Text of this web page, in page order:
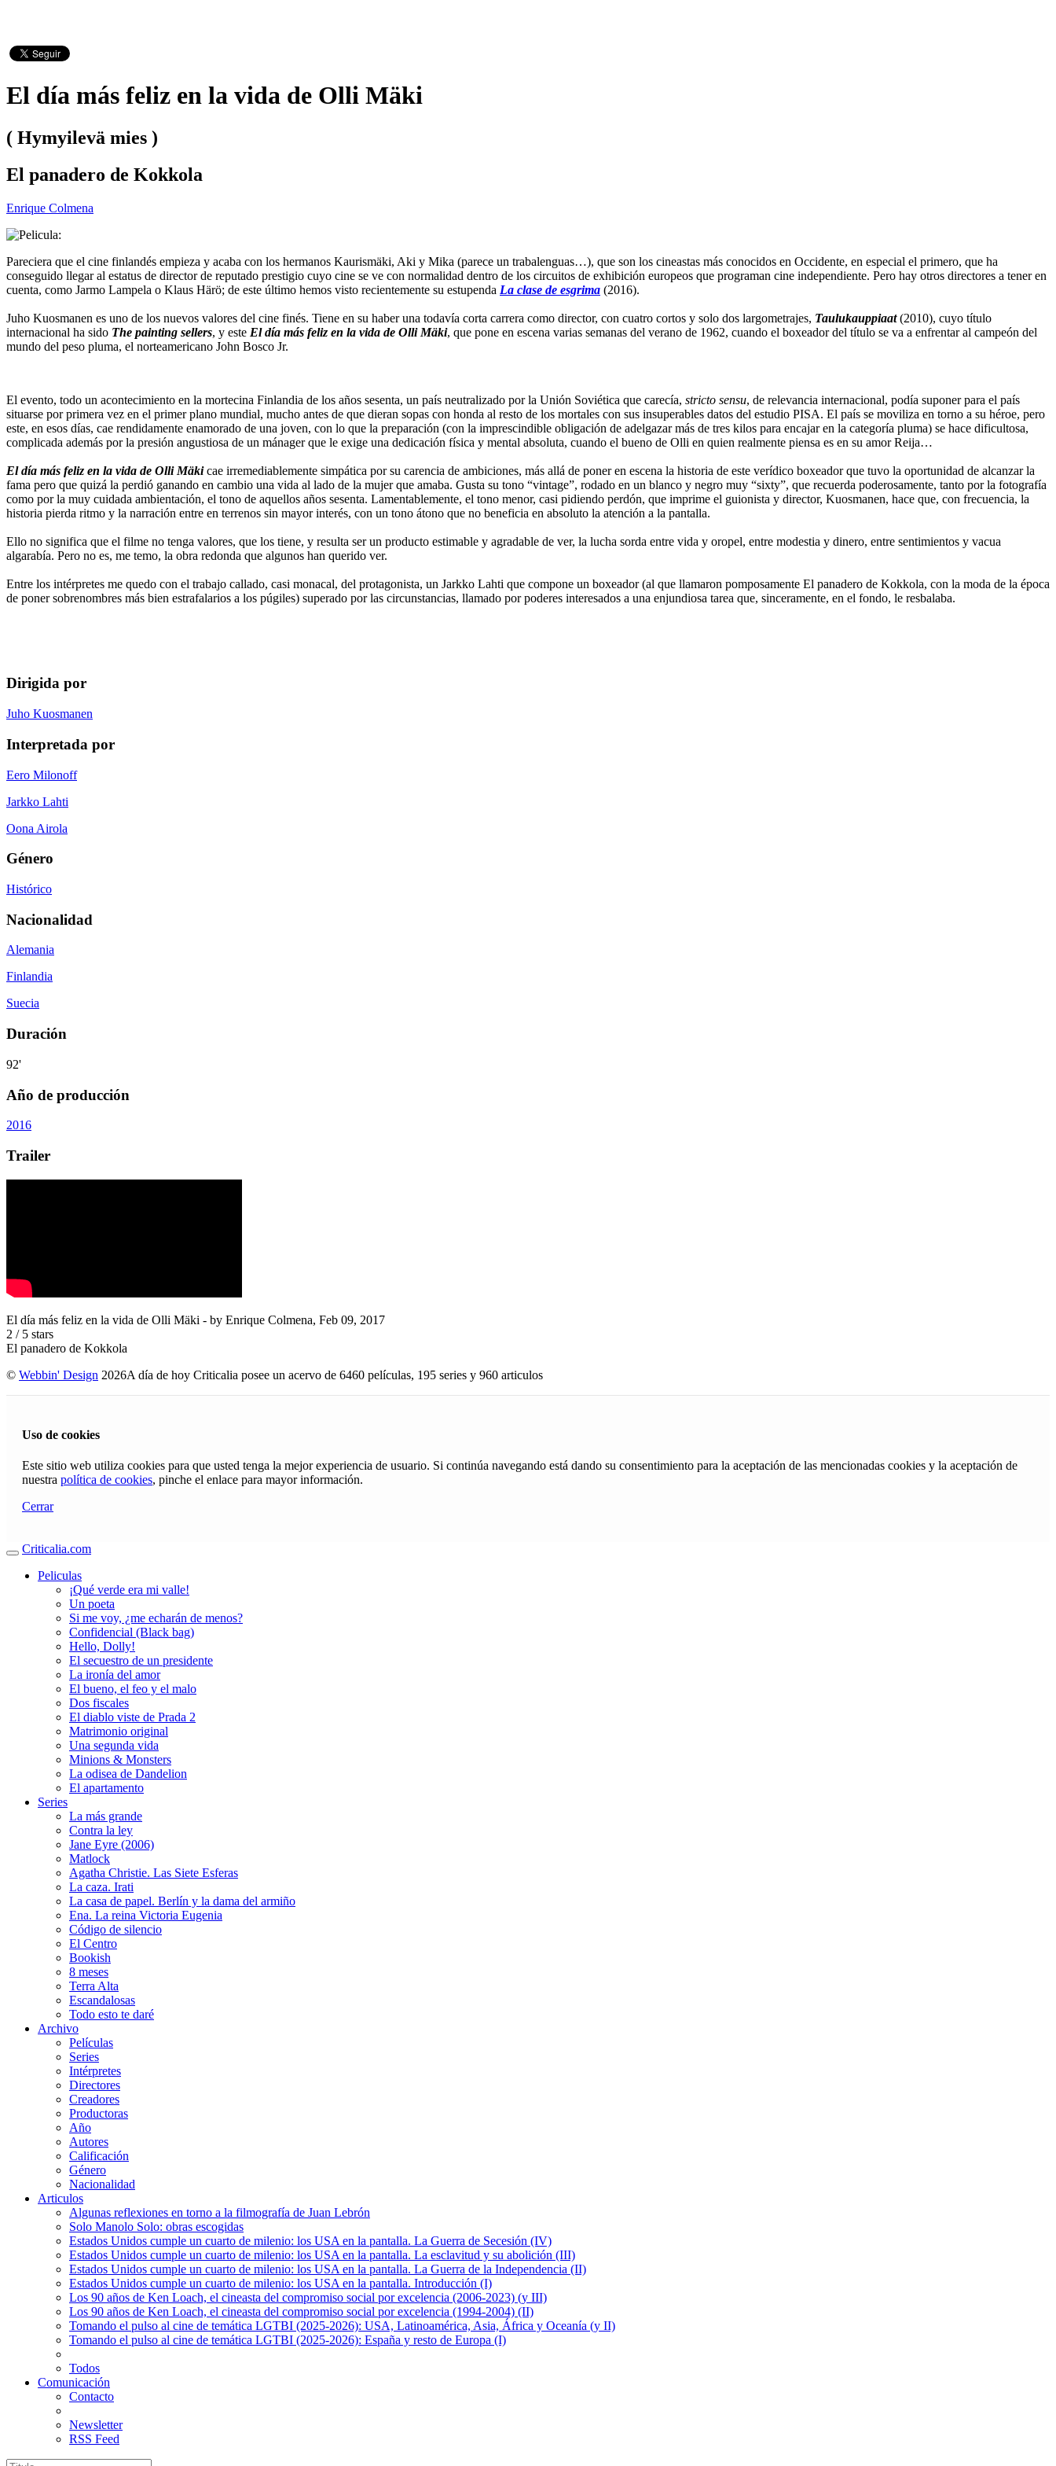
El día más feliz en la vida de Olli Mäki
( Hymyilevä mies )
El panadero de Kokkola
Enrique Colmena
Pareciera que el cine finlandés empieza y acaba con los hermanos Kaurismäki, Aki y Mika (parece un trabalenguas…), que son los cineastas más conocidos en Occidente, en especial el primero, que ha
conseguido llegar al estatus de director de reputado prestigio cuyo cine se ve con normalidad dentro de los circuitos de exhibición europeos que programan cine independiente. Pero hay otros directores a tener en
cuenta, como Jarmo Lampela o Klaus Härö; de este último hemos visto recientemente su estupenda La clase de esgrima (2016).
Juho Kuosmanen es uno de los nuevos valores del cine finés. Tiene en su haber una todavía corta carrera como director, con cuatro cortos y solo dos largometrajes, Taulukauppiaat (2010), cuyo título
internacional ha sido The painting sellers, y este El día más feliz en la vida de Olli Mäki, que pone en escena varias semanas del verano de 1962, cuando el boxeador del título se va a enfrentar al campeón del
mundo del peso pluma, el norteamericano John Bosco Jr.
El evento, todo un acontecimiento en la mortecina Finlandia de los años sesenta, un país neutralizado por la Unión Soviética que carecía, stricto sensu, de relevancia internacional, podía suponer para el país
situarse por primera vez en el primer plano mundial, mucho antes de que dieran sopas con honda al resto de los mortales con sus insuperables datos del estudio PISA. El país se moviliza en torno a su héroe, pero
este, en esos días, cae rendidamente enamorado de una joven, con lo que la preparación (con la imprescindible obligación de adelgazar más de tres kilos para encajar en la categoría pluma) se hace dificultosa,
complicada además por la presión angustiosa de un mánager que le exige una dedicación física y mental absoluta, cuando el bueno de Olli en quien realmente piensa es en su amor Reija…
El día más feliz en la vida de Olli Mäkicae irremediablemente simpática por su carencia de ambiciones, más allá de poner en escena la historia de este verídico boxeador que tuvo la oportunidad de alcanzar la
fama pero que quizá la perdió ganando en cambio una vida al lado de la mujer que amaba. Gusta su tono “vintage”, rodado en un blanco y negro muy “sixty”, que recuerda poderosamente, tanto por la fotografía
como por la muy cuidada ambientación, el tono de aquellos años sesenta. Lamentablemente, el tono menor, casi pidiendo perdón, que imprime el guionista y director, Kuosmanen, hace que, con frecuencia, la
historia pierda ritmo y la narración entre en terrenos sin mayor interés, con un tono átono que no beneficia en absoluto la atención a la pantalla.
Ello no significa que el filme no tenga valores, que los tiene, y resulta ser un producto estimable y agradable de ver, la lucha sorda entre vida y oropel, entre modestia y dinero, entre sentimientos y vacua
algarabía. Pero no es, me temo, la obra redonda que algunos han querido ver.
Entre los intérpretes me quedo con el trabajo callado, casi monacal, del protagonista, un Jarkko Lahti que compone un boxeador (al que llamaron pomposamente El panadero de Kokkola, con la moda de la época
de poner sobrenombres más bien estrafalarios a los púgiles) superado por las circunstancias, llamado por poderes interesados a una enjundiosa tarea que, sinceramente, en el fondo, le resbalaba.
Dirigida por
Juho Kuosmanen
Interpretada por
Eero Milonoff
Jarkko Lahti
Oona Airola
Género
Histórico
Nacionalidad
Alemania
Finlandia
Suecia
Duración
92'
Año de producción
2016
Trailer
El día más feliz en la vida de Olli Mäki - by Enrique Colmena, Feb 09, 2017
2 / 5 stars
El panadero de Kokkola
© Webbin' Design 2026A día de hoy Criticalia posee un acervo de 6460 películas, 195 series y 960 articulos
Uso de cookies
Este sitio web utiliza cookies para que usted tenga la mejor experiencia de usuario. Si continúa navegando está dando su consentimiento para la aceptación de las mencionadas cookies y la aceptación de
nuestra política de cookies, pinche el enlace para mayor información.
Cerrar
Criticalia.com
Peliculas
¡Qué verde era mi valle!
Un poeta
Si me voy, ¿me echarán de menos?
Confidencial (Black bag)
Hello, Dolly!
El secuestro de un presidente
La ironía del amor
El bueno, el feo y el malo
Dos fiscales
El diablo viste de Prada 2
Matrimonio original
Una segunda vida
Minions & Monsters
La odisea de Dandelion
El apartamento
Series
La más grande
Contra la ley
Jane Eyre (2006)
Matlock
Agatha Christie. Las Siete Esferas
La caza. Irati
La casa de papel. Berlín y la dama del armiño
Ena. La reina Victoria Eugenia
Código de silencio
El Centro
Bookish
8 meses
Terra Alta
Escandalosas
Todo esto te daré
Archivo
Películas
Series
Intérpretes
Directores
Creadores
Productoras
Año
Autores
Calificación
Género
Nacionalidad
Articulos
Algunas reflexiones en torno a la filmografía de Juan Lebrón
Solo Manolo Solo: obras escogidas
Estados Unidos cumple un cuarto de milenio: los USA en la pantalla. La Guerra de Secesión (IV)
Estados Unidos cumple un cuarto de milenio: los USA en la pantalla. La esclavitud y su abolición (III)
Estados Unidos cumple un cuarto de milenio: los USA en la pantalla. La Guerra de la Independencia (II)
Estados Unidos cumple un cuarto de milenio: los USA en la pantalla. Introducción (I)
Los 90 años de Ken Loach, el cineasta del compromiso social por excelencia (2006-2023) (y III)
Los 90 años de Ken Loach, el cineasta del compromiso social por excelencia (1994-2004) (II)
Tomando el pulso al cine de temática LGTBI (2025-2026): USA, Latinoamérica, Asia, África y Oceanía (y II)
Tomando el pulso al cine de temática LGTBI (2025-2026): España y resto de Europa (I)
Todos
Comunicación
Contacto
Newsletter
RSS Feed